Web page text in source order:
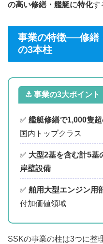
の高い修繕・艦艇に特化す
事業の特徴──修繕
の3本柱
⚓ 事業の3大ポイント
✅艦艇修繕で1,000隻
国内トップクラス
✅ 大型2基を含む計5基
岸壁設備
✅舶用大型エンジン用
付加価値領域
SSKの事業の柱は3つに整